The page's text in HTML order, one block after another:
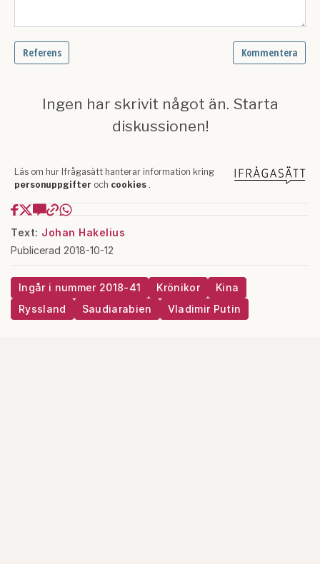
Text: Johan Hakelius
Publicerad 2018-10-12
Ingår i nummer 2018-41 Krönikor
Kina
Ryssland
Saudiarabien Vladimir Putin